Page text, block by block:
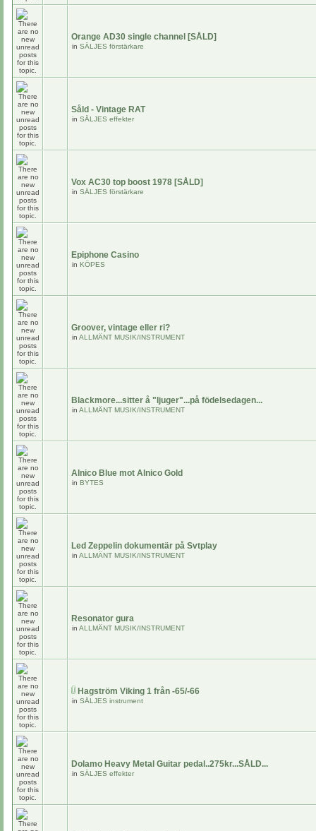
Orange AD30 single channel [SÅLD]
in SÄLJES förstärkare
Såld - Vintage RAT
in SÄLJES effekter
Vox AC30 top boost 1978 [SÅLD]
in SÄLJES förstärkare
Epiphone Casino
in KÖPES
Groover, vintage eller ri?
in ALLMÄNT MUSIK/INSTRUMENT
Blackmore...sitter å "ljuger"...på födelsedagen...
in ALLMÄNT MUSIK/INSTRUMENT
Alnico Blue mot Alnico Gold
in BYTES
Led Zeppelin dokumentär på Svtplay
in ALLMÄNT MUSIK/INSTRUMENT
Resonator gura
in ALLMÄNT MUSIK/INSTRUMENT
Hagström Viking 1 från -65/-66
in SÄLJES instrument
Dolamo Heavy Metal Guitar pedal..275kr...SÅLD...
in SÄLJES effekter